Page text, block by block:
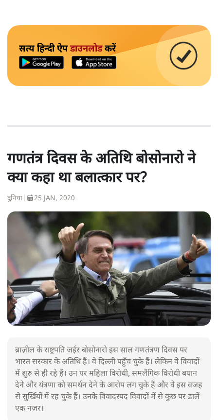
सत्य हिन्दी ऐपडाउनलोडकरें
गणतंत्र दिवस के अतिथि बोसोनारो ने
क्या कहा था बलात्कार पर?
दुनिया 25 JAN, 2020
ब्राज़ील के राष्ट्रपति जईर बोसोनारो इस साल गणतंत्रण दिवस पर
भारत सरकार के अतिथि हैं। वे दिल्ली पहुँच चुके हैं। लेकिन वे विवादों
में शुरु से ही रहे हैं। उन पर महिला विरोधी, समलैंगिक विरोधी बयान
देने और यंत्रणा को समर्थन देने के आरोप लग चुके हैं और वे इस वजह
से सुर्खियोें में रह चुके हैं। उनके विवादस्पद विवादों में से कुछ पर डालें
एक नज़र।